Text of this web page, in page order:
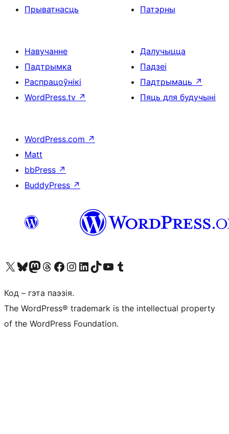
Прыватнасць
Патэрны
Навучанне
Падтрымка
Распрацоўнікі
WordPress.tv ↗
Далучыцца
Падзеі
Падтрымаць ↗
Пяць для будучыні
WordPress.com ↗
Matt
bbPress ↗
BuddyPress ↗
Наведайце наш акаўнт у X (былы Twitter)
Visit our Bluesky account
Visit our Mastodon account
Visit our Threads account
Наведаеце нашу старонку на Facebook
Наведайце наш Instagram
Наведайце нашу старонку ў LinkedIn
Visit our TikTok account
Наведайце наш YouTube каналVisit our Tumblr account
Код – гэта паэзія.
The WordPress® trademark is the intellectual property
of the WordPress Foundation.